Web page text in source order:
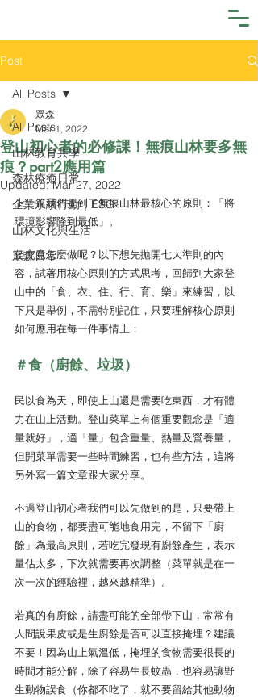
Post
All Posts
山林教育共學
森林療癒日常
企業永續行動｜ESG
山林文化與生活
眾森日常
All Posts
登山初心者的必修課！無痕山林要多無
痕？part2應用篇
眾森
Mar 1, 2022
Updated:Mar 27, 2022
上一篇我們提到了無痕山林最核心的原則：「將
環境影響降到最低」。
但究竟怎麼做呢？以下想先拋開七大準則的內
容，試著用核心原則的方式思考，回歸到大家登
山中的「食、衣、住、行、育、樂」來練習，以
下只是舉例，不需特別記住，只要理解核心原則
如何應用在每一件事情上：
＃食（廚餘、垃圾）
民以食為天，即使上山還是需要吃東西，才有體
力在山上活動。登山菜單上有個重要觀念是「適
量就好」，適「量」包含重量、熱量及營養量，
但開菜單需要一些時間練習，也有些方法，這將
另外寫一篇文章跟大家分享。
不過登山初心者我們可以先做到的是，只要帶上
山的食物，都要盡可能地食用完，不留下「廚
餘」為最高原則，若吃完發現有廚餘產生，表示
量估太多，下次就需要再次調整（菜單就是在一
次一次的經驗裡，越來越精準）。
若真的有廚餘，請盡可能的全部帶下山，常常有
人問說果皮或是生廚餘是否可以直接掩埋？建議
不要！因為山上氣溫低，掩埋的食物需要很長的
時間才能分解，除了容易生長蚊蟲，也容易讓野
生動物誤食（你都不吃了，就不要留給其他動物